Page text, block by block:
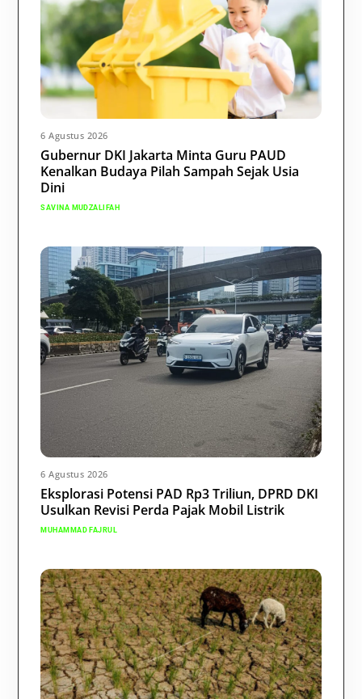
6 Agustus 2026
Gubernur DKI Jakarta Minta Guru PAUD
Kenalkan Budaya Pilah Sampah Sejak Usia
Dini
SAVINA MUDZALIFAH
6 Agustus 2026
Eksplorasi Potensi PAD Rp3 Triliun, DPRD DKI
Usulkan Revisi Perda Pajak Mobil Listrik
MUHAMMAD FAJRUL